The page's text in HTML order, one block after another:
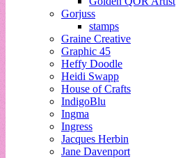
Gorjuss
stamps
Graine Creative
Graphic 45
Heffy Doodle
Heidi Swapp
House of Crafts
IndigoBlu
Ingma
Ingress
Jacques Herbin
Jane Davenport